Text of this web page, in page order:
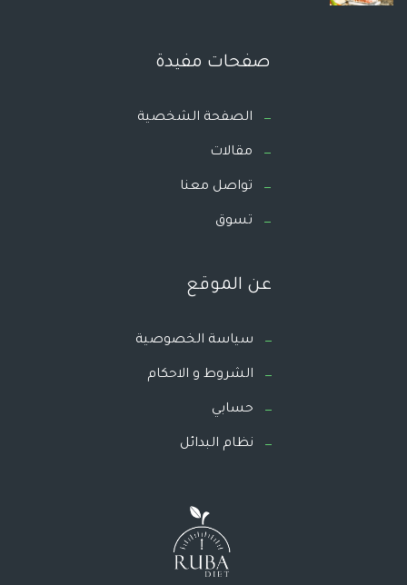
صفحات مفيدة
الصفحة الشخصية
مقالات
تواصل معنا
تسوق
عن الموقع
سياسة الخصوصية
الشروط و الاحكام
حسابي
نظام البدائل